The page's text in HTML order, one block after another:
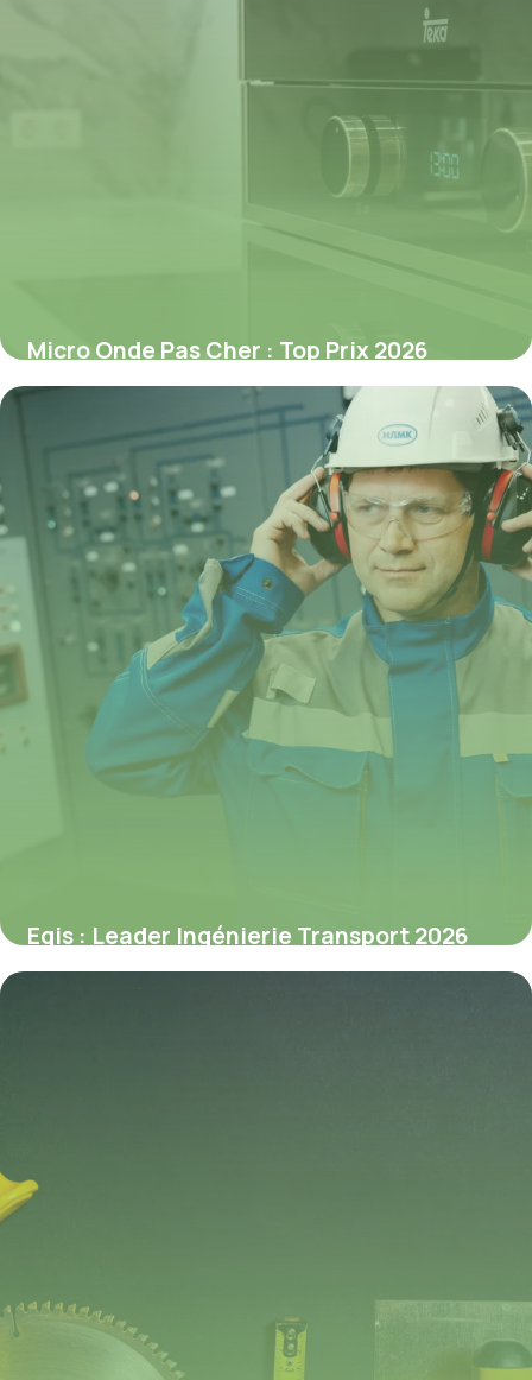
Micro Onde Pas Cher : Top Prix 2026
3 juillet 2026
Egis : Leader Ingénierie Transport 2026
2 juillet 2026